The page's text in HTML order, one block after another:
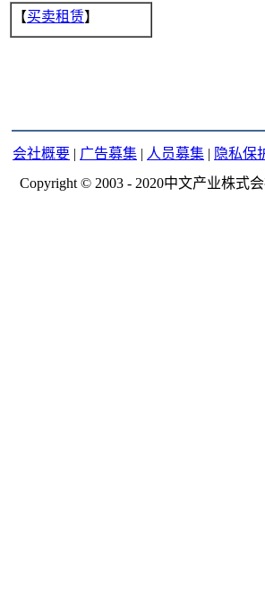
【买卖租赁】
会社概要 | 广告募集 | 人员募集 | 隐私保
Copyright © 2003 - 2020中文产业株式